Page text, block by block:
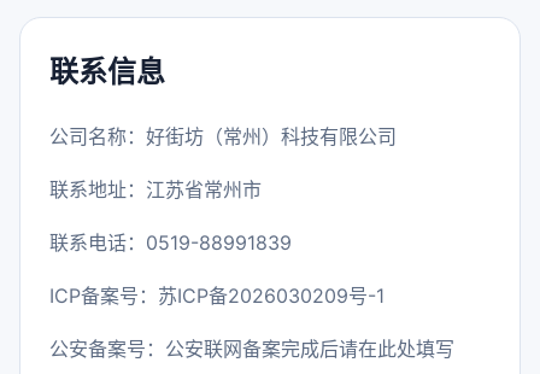
联系信息
公司名称：好街坊（常州）科技有限公司
联系地址：江苏省常州市
联系电话：0519-88991839
ICP备案号： 苏ICP备2026030209号-1
公安备案号：公安联网备案完成后请在此处填写